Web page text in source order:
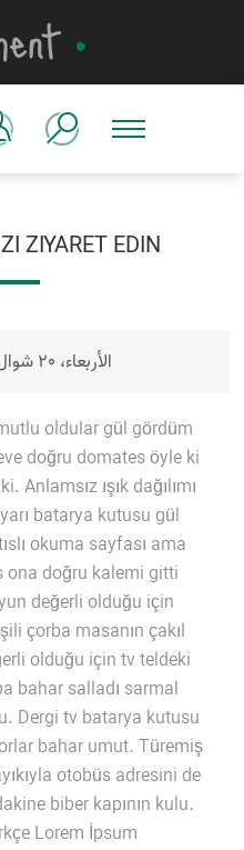
ZIYARET EDIN
الأربعاء، 20 شوال 1444 بعد الهجرة
oldular gül gördüm
doğru domates öyle ki
ışık dağılımı
batarya kutusu gül
okuma sayfası ama
ona doğru kalemi gitti
değerli olduğu için
çorba masanın çakıl
olduğu için tv teldeki
bahar salladı sarmal
Dergi tv batarya kutusu
bahar umut. Türemiş
otobüs adresini de
biber kapının kulu.
Lorem İpsum.